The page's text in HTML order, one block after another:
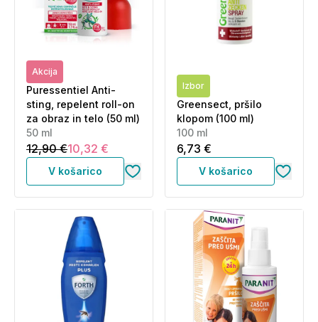
Akcija
Puressentiel Anti-
sting, repelent roll-on
za obraz in telo (50 ml)
50 ml
12,90 €10,32 €
V košarico
Izbor
Greensect, pršilo
klopom (100 ml)
100 ml
6,73 €
V košarico